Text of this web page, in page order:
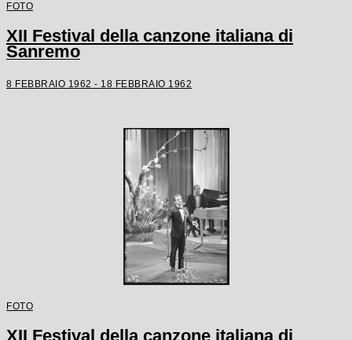
FOTO
XII Festival della canzone italiana di
Sanremo
8 FEBBRAIO 1962 - 18 FEBBRAIO 1962
FOTO
XII Festival della canzone italiana di